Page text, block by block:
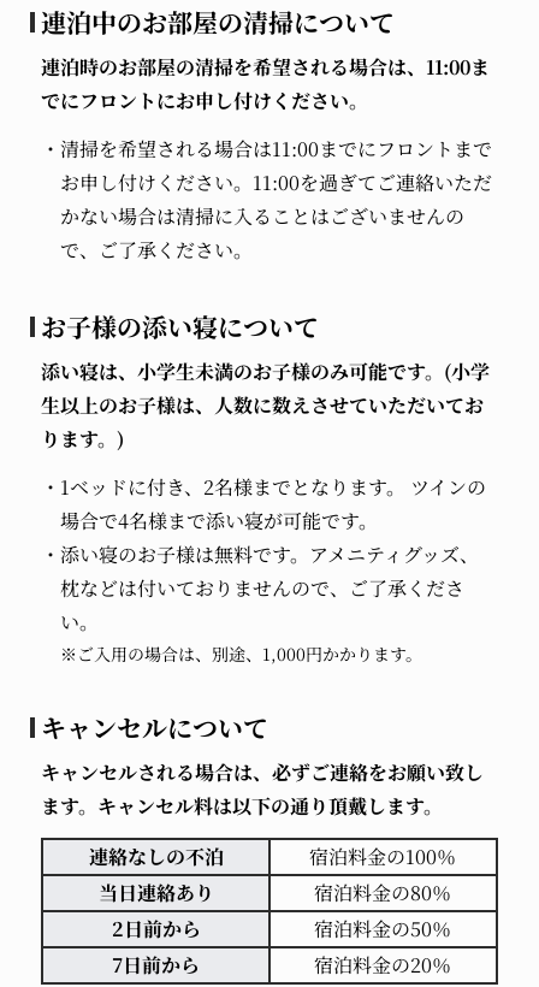
連泊中のお部屋の清掃について
連泊時のお部屋の清掃を希望される場合は、11:00ま
でにフロントにお申し付けください。
清掃を希望される場合は11:00までにフロントまで
お申し付けください。11:00を過ぎてご連絡いただ
かない場合は清掃に入ることはございませんの
で、ご了承ください。
お子様の添い寝について
添い寝は、小学生未満のお子様のみ可能です。(小学
生以上のお子様は、人数に数えさせていただいてお
ります。)
1ベッドに付き、2名様までとなります。 ツインの
場合で4名様まで添い寝が可能です。
添い寝のお子様は無料です。アメニティグッズ、
枕などは付いておりませんので、ご了承くださ
い。
※ご入用の場合は、別途、1,000円かかります。
キャンセルについて
キャンセルされる場合は、必ずご連絡をお願い致し
ます。キャンセル料は以下の通り頂戴します。
連絡なしの不泊
宿泊料金の100％
当日連絡あり
宿泊料金の80％
2日前から
宿泊料金の50％
7日前から
宿泊料金の20％